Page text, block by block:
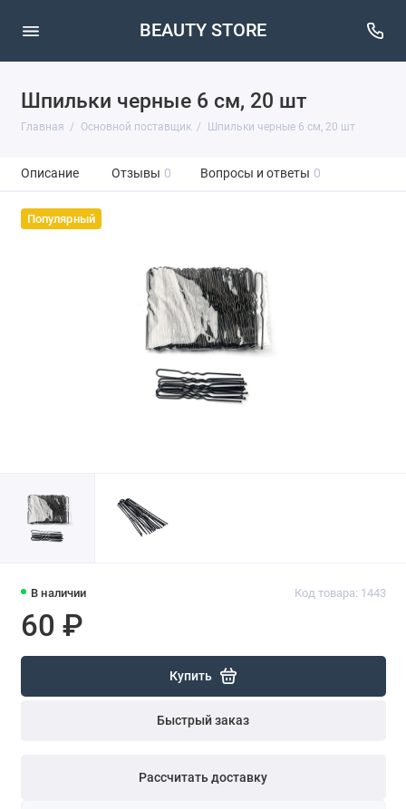
BEAUTY STORE
Шпильки черные 6 см, 20 шт
Главная Основной поставщик Шпильки черные 6 см, 20 шт
Описание Отзывы 0 Вопросы и ответы 0
Популярный
В наличии Код товара: 1443
60 ₽
Купить
Быстрый заказ
Рассчитать доставку